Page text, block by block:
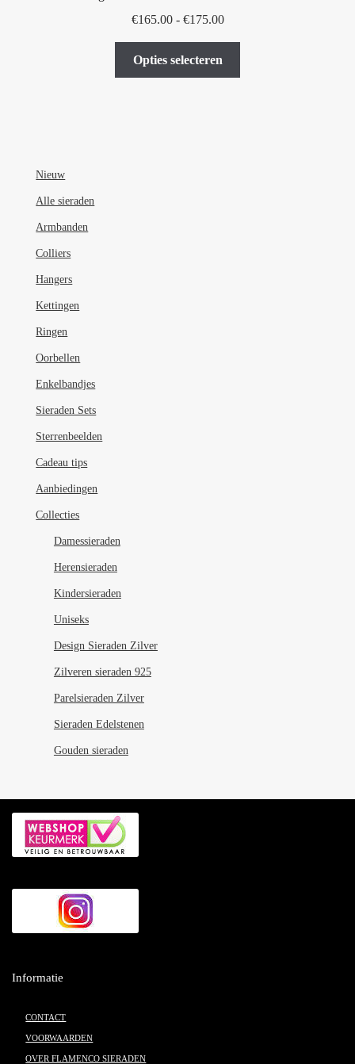
€165.00 - €175.00Prijsklasse:
€175.00
Opties selecteren
Nieuw
Alle sieraden
Armbanden
Colliers
Hangers
Kettingen
Ringen
Oorbellen
Enkelbandjes
Sieraden Sets
Sterrenbeelden
Cadeau tips
Aanbiedingen
Collecties
Damessieraden
Herensieraden
Kindersieraden
Uniseks
Design Sieraden Zilver
Zilveren sieraden 925
Parelsieraden Zilver
Sieraden Edelstenen
Gouden sieraden
Informatie
CONTACT
VOORWAARDEN
OVER FLAMENCO SIERADEN